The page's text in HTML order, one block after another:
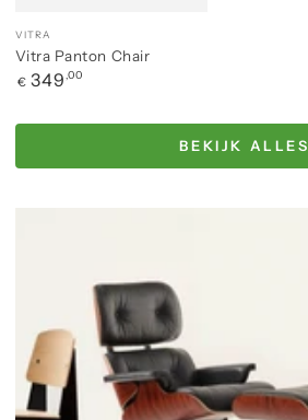
Merk
VITRA
Vitra Panton Chair
Normale
€ 349 ,00
BEKIJK ALLES